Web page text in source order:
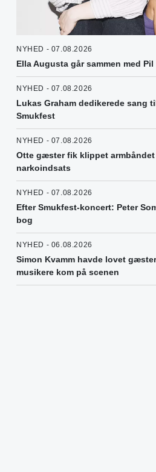
NYHED - 07.08.2026
Ella Augusta går sammen med
NYHED - 07.08.2026
Lukas Graham dedikerede sang
Smukfest
NYHED - 07.08.2026
Otte gæster fik klippet
narkoindsats
NYHED - 07.08.2026
Efter Smukfest-koncert: Peter
bog
NYHED - 06.08.2026
Simon Kvamm havde lovet
musikere kom på scenen